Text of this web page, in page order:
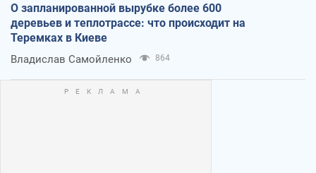
О запланированной вырубке более 600
деревьев и теплотрассе: что происходит на
Теремках в Киеве
Владислав Самойленко 864